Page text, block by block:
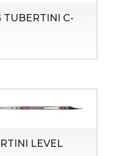
TUBERTINI C-
LEVEL